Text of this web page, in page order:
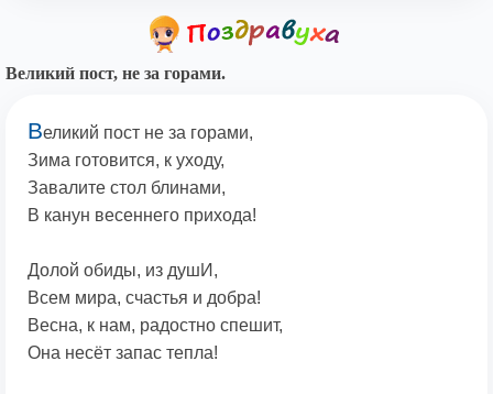
Великий пост, не за горами.
Великий пост не за горами,
Зима готовится, к уходу,
Завалите стол блинами,
В канун весеннего прихода!
Долой обиды, из душИ,
Всем мира, счастья и добра!
Весна, к нам, радостно спешит,
Она несёт запас тепла!